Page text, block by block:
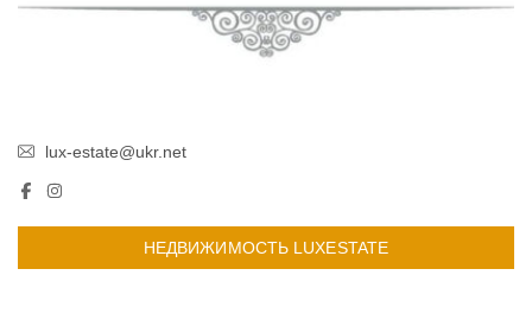
lux-estate@ukr.net
НЕДВИЖИМОСТЬ LUXESTATE